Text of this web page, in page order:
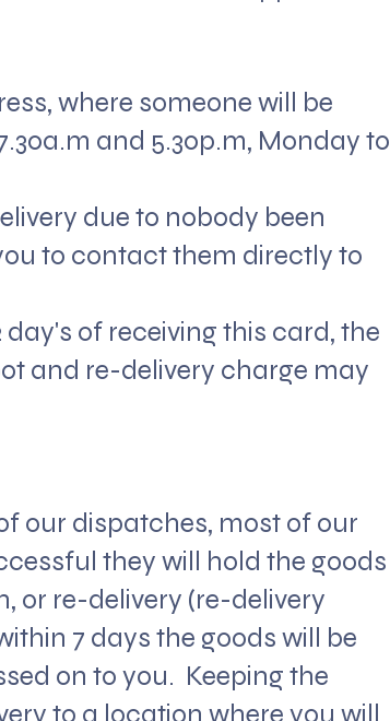
where someone will be
and 5.30p.m, Monday to
due to nobody been
to contact them directly to
day's of receiving this card, the
and re-delivery charge may
our dispatches, most of our
they will hold the goods
or re-delivery (re-delivery
7 days the goods will be
on to you. Keeping the
to a location where you will